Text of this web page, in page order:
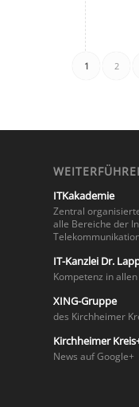
1 2
ITKakademie
Zentral
alle Bereiche der
IT-Kanzlei Dr.
Kompetenz in
XING-Gruppe
des Kirchheimer
Kirchheimer
News auf Google+